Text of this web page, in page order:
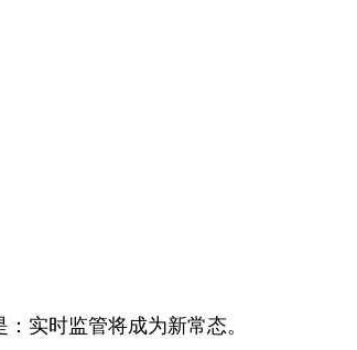
实时监管将成为新常态。